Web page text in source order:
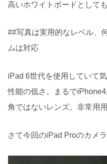
高いホワイトボードとして
##写真は実用的なレベル、
ムは対応
iPad 6世代を使用していて
性能の低さ。まるで
角ではないレンズ。非常用
さて今回のiPad Proのカメ